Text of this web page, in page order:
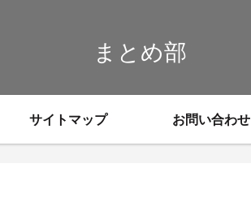
まとめ部
サイトマップ お問い合わせ